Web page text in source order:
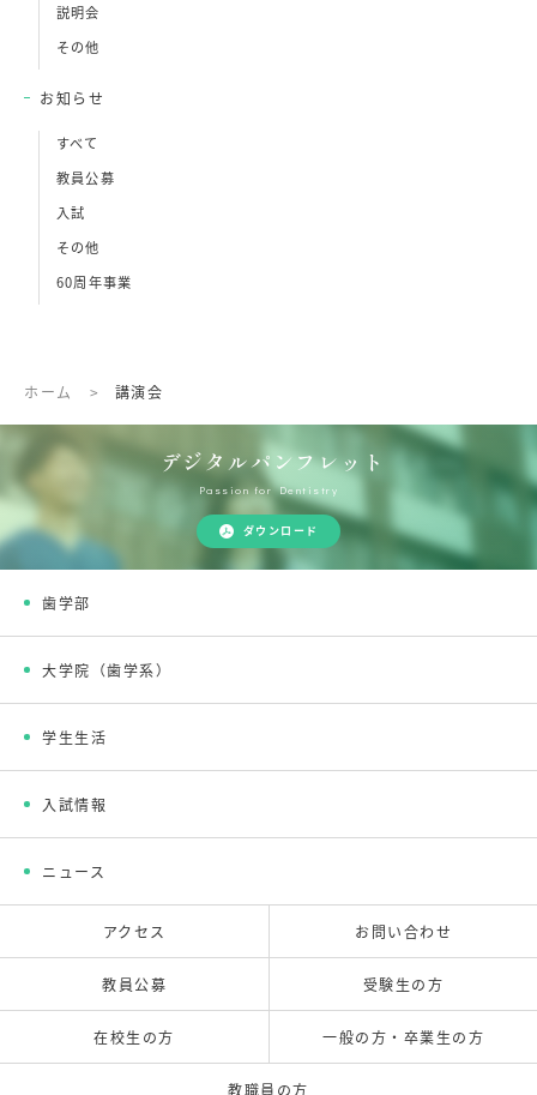
説明会
その他
お知らせ
すべて
教員公募
入試
その他
60周年事業
ホーム > 講演会
デジタルパンフレット
Passion for Dentistry
ダウンロード
歯学部
大学院（歯学系）
学生生活
入試情報
ニュース
アクセス お問い合わせ
教員公募 受験生の方
在校生の方 一般の方・卒業生の方
教職員の方